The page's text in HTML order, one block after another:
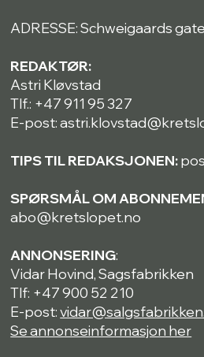
ADRESSE: Schweigaards
REDAKTØR:
Astri Kløvstad
Tlf.: +47 911 95 327
E-post:
TIPS TIL REDAKSJONEN:
SPØRSMÅL OM
abo@kretslopet.no
ANNONSERING:
Vidar Hovind, Sagsfabrikken
Tlf: +47 900 52 210
E-post:
Se annonseinformasjon her